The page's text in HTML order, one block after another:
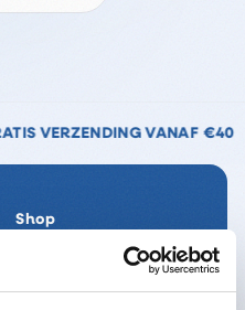
€40 🌿
Shop
SpaReady